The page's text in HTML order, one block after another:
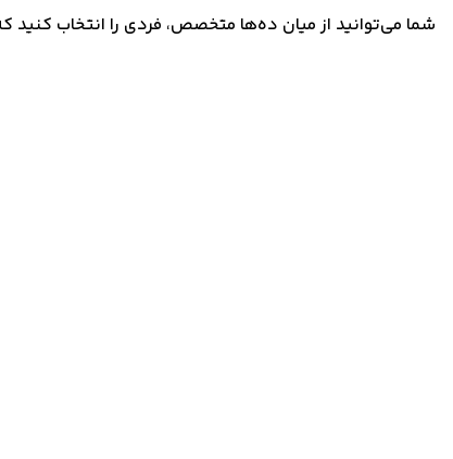
شما می‌توانید از میان ده‌ها متخصص، فردی را انتخاب کنید